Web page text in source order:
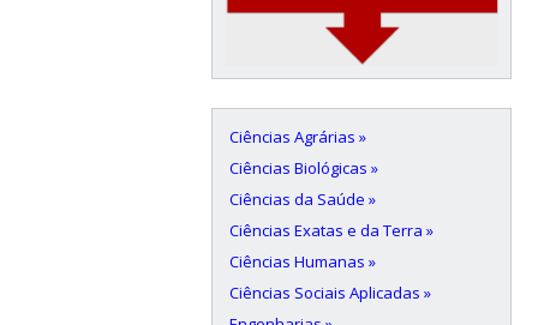
Ciências Agrárias »
Ciências Biológicas »
Ciências da Saúde »
Ciências Exatas e da Terra »
Ciências Humanas »
Ciências Sociais Aplicadas »